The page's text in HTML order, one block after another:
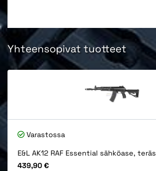
Yhteensopivat tuotteet
Varastossa
E&L AK12 RAF Essential sähköase, teräs
Hinta
439,90 €